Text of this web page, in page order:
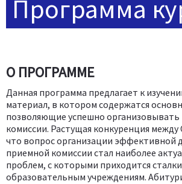
Программа
О ПРОГРАММЕ
Данная программа предлагает к
материал, в котором содержатся
позволяющие успешно
комиссии. Растущая конкуренция
что вопрос организации эффективной
приемной комиссии стал наиболее
проблем, с которыми приходится
образовательным учреждениям.